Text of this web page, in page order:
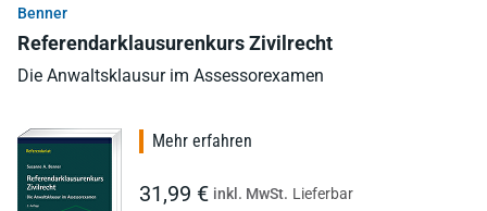
Benner
Referendarklausurenkurs Zivilrecht
Die Anwaltsklausur im Assessorexamen
Mehr erfahren
31,99 € inkl. MwSt. Lieferbar